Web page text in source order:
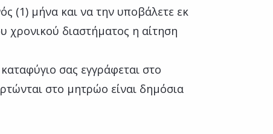
(1) μήνα και να την υποβάλετε εκ
διαστήματος η αίτηση
σας εγγράφεται στο
στο μητρώο είναι δημόσια